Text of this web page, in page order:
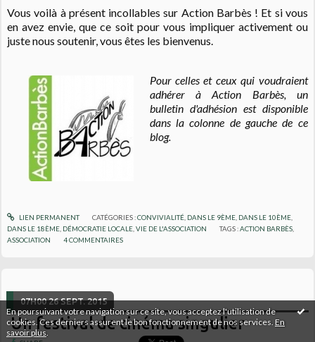
En poursuivant votre navigation sur ce site, vous acceptez l'utilisation de
cookies. Ces derniers assurent le bon fonctionnement de nos services. En
savoir plus.
Vous voilà à présent incollables sur Action Barbès ! Et si vous
en avez envie, que ce soit pour vous impliquer activement ou
juste nous soutenir, vous êtes les bienvenus.
Pour celles et ceux qui voudraient
adhérer à Action Barbès, un
bulletin d'adhésion est disponible
dans la colonne de gauche de ce
blog.
LIEN PERMANENT CATÉGORIES :CONVIVIALITÉ, DANS LE 9ÈME, DANS LE 10ÈME,
DANS LE 18ÈME, DÉMOCRATIE LOCALE,VIE DE L'ASSOCIATION TAGS :ACTION BARBÈS,
ASSOCIATION
4COMMENTAIRES
07H00 26 SEPT. 2015
Un festival de cinéma singulier